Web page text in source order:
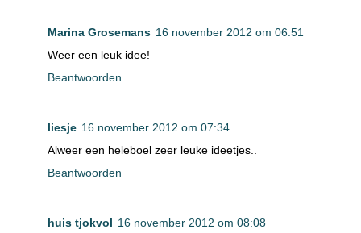
Marina Grosemans 16 november 2012 om 06:51
Weer een leuk idee!
Beantwoorden
liesje 16 november 2012 om 07:34
Alweer een heleboel zeer leuke ideetjes..
Beantwoorden
huis tjokvol 16 november 2012 om 08:08